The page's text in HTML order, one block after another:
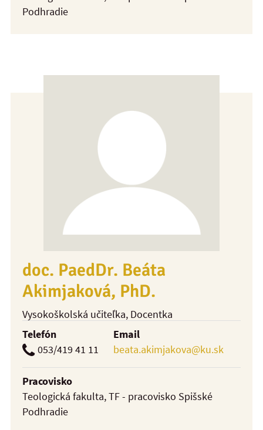
Podhradie
doc. PaedDr. Beáta
Akimjaková, PhD.
Vysokoškolská učiteľka, Docentka
Telefón
053/419 41 11
Email
beata.akimjakova@ku.sk
Pracovisko
Teologická fakulta, TF - pracovisko Spišské
Podhradie